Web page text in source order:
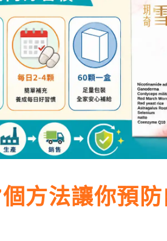
方法讓你預